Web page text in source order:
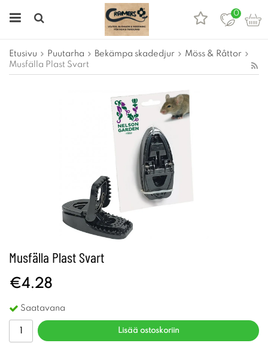
0
Etusivu Puutarha Bekämpa skadedjur
Möss & Råttor
Musfälla Plast Svart
Musfälla Plast Svart
€4.28
Saatavana
Lisää ostoskoriin